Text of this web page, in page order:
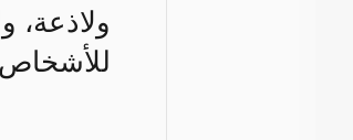
ولاذعة،
للأشخاص